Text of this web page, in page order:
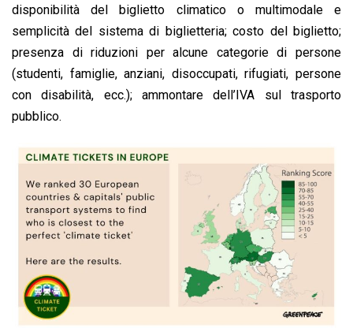
disponibilità del biglietto climatico o multimodale e
semplicità del sistema di biglietteria; costo del biglietto;
presenza di riduzioni per alcune categorie di persone
(studenti, famiglie, anziani, disoccupati, rifugiati, persone
con disabilità, ecc.); ammontare dell’IVA sul trasporto
pubblico.